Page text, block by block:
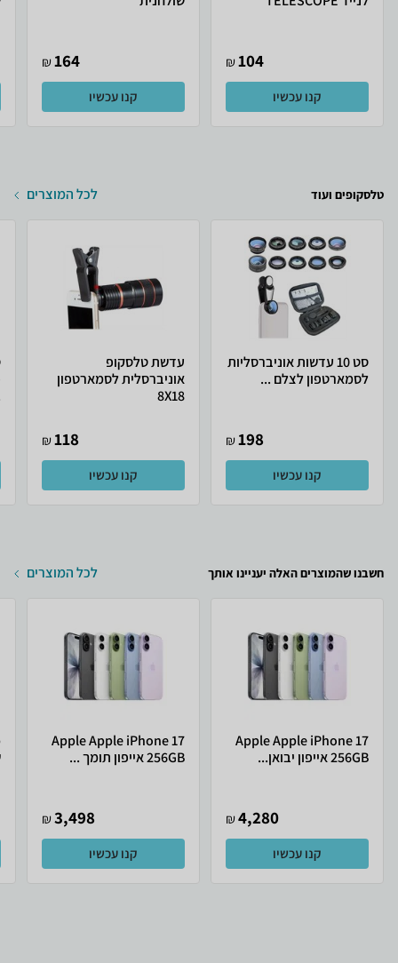
104
₪
קנו עכשיו
164
₪
קנו עכשיו
טלסקופים ועוד לכל המוצרים
סט 10 עדשות אוניברסליות
לסמארטפון לצלם ...
198
₪
קנו עכשיו
עדשת טלסקופ
אוניברסלית לסמארטפון
8X18
118
₪
קנו עכשיו
חשבנו שהמוצרים האלה יעניינו אותך לכל המוצרים
Apple Apple iPhone 17
256GB אייפון יבואן...
4,280
₪
קנו עכשיו
Apple Apple iPhone 17
256GB אייפון תומך ...
3,498
₪
קנו עכשיו